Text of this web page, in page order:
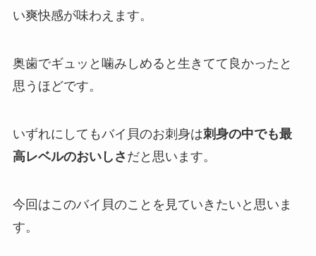
い爽快感が味わえます。
奥歯でギュッと噛みしめると生きてて良かったと
思うほどです。
いずれにしてもバイ貝のお刺身は刺身の中でも最
高レベルのおいしさ だと思います。
今回はこのバイ貝のことを見ていきたいと思いま
す。